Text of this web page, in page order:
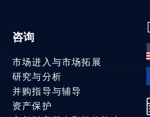
咨询
市场进入与市场拓展
研究与分析
并购指导与辅导
资产保护